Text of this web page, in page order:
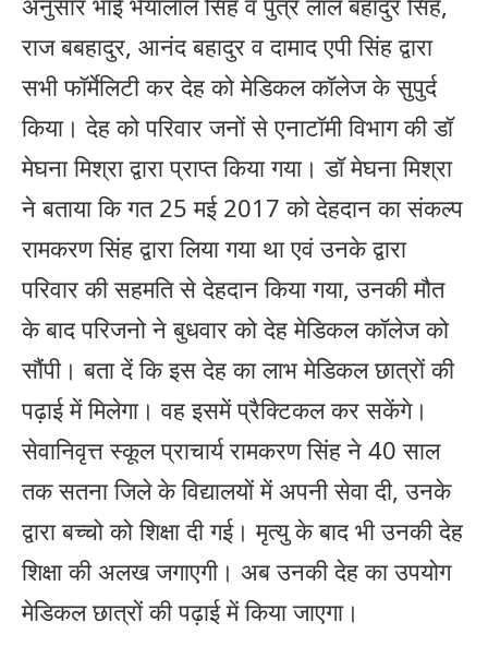
राज बबहादुर, आनंद बहादुर व दामाद एपी सिंह द्वारा
सभी फॉर्मेलिटी कर देह को मेडिकल कॉलेज के सुपुर्द
किया। देह को परिवार जनों से एनाटॉमी विभाग की डॉ
मेघना मिश्रा द्वारा प्राप्त किया गया। डॉ मेघना मिश्रा
ने बताया कि गत 25 मई 2017 को देहदान का संकल्प
रामकरण सिंह द्वारा लिया गया था एवं उनके द्वारा
परिवार की सहमति से देहदान किया गया, उनकी मौत
के बाद परिजनो ने बुधवार को देह मेडिकल कॉलेज को
सौंपी। बता दें कि इस देह का लाभ मेडिकल छात्रों की
पढ़ाई में मिलेगा। वह इसमें प्रैक्टिकल कर सकेंगे।
सेवानिवृत्त स्कूल प्राचार्य रामकरण सिंह ने 40 साल
तक सतना जिले के विद्यालयों में अपनी सेवा दी, उनके
द्वारा बच्चो को शिक्षा दी गई। मृत्यु के बाद भी उनकी देह
शिक्षा की अलख जगाएगी। अब उनकी देह का उपयोग
मेडिकल छात्रों की पढ़ाई में किया जाएगा।